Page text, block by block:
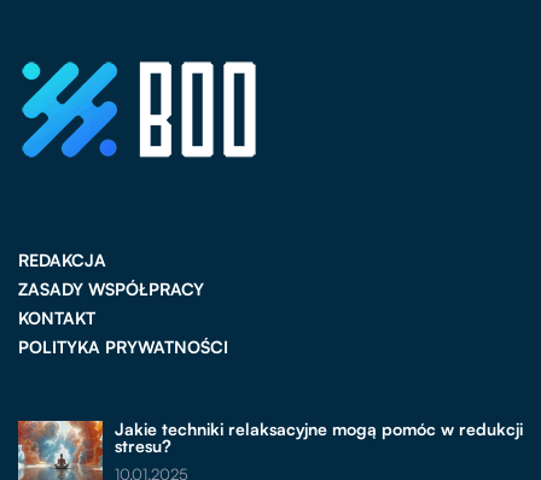
REDAKCJA
ZASADY WSPÓŁPRACY
KONTAKT
POLITYKA PRYWATNOŚCI
Jakie techniki relaksacyjne mogą pomóc w redukcji
stresu?
10.01.2025